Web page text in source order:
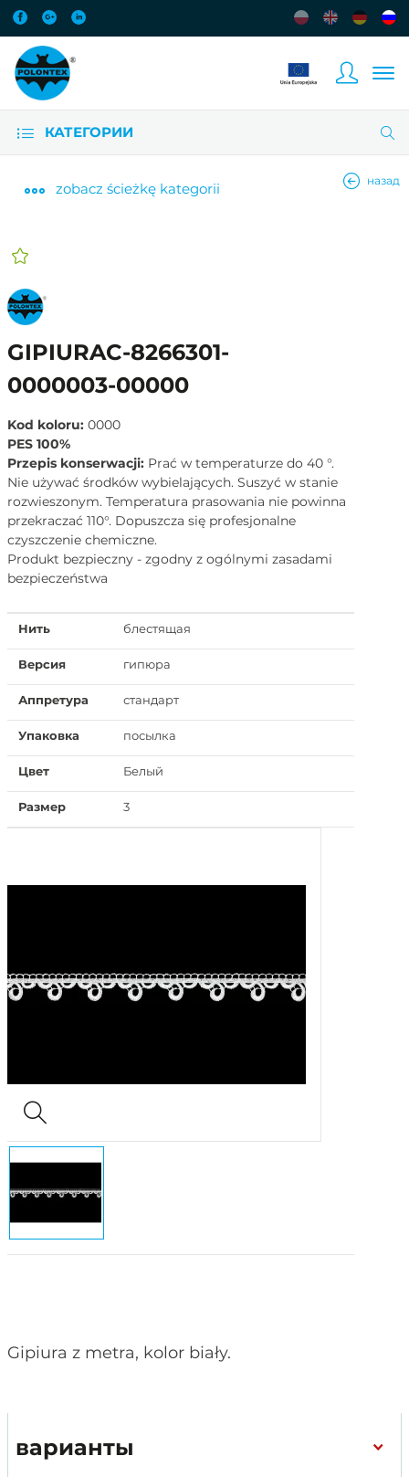
КАТЕГОРИИ
zobacz ścieżkę kategorii назад
GIPIURAC-8266301-
0000003-00000
Gipiura z metra, kolor biały.
Kod koloru: 0000
PES 100%
Przepis konserwacji: Prać w temperaturze do 40 °.
Nie używać środków wybielających. Suszyć w stanie
rozwieszonym. Temperatura prasowania nie powinna
przekraczać 110°. Dopuszcza się profesjonalne
czyszczenie chemiczne.
Produkt bezpieczny - zgodny z ogólnymi zasadami
bezpieczeństwa
Нить блестящая
Версия гипюра
Аппретура стандарт
Упаковка посылка
Цвет Белый
Размер 3
варианты